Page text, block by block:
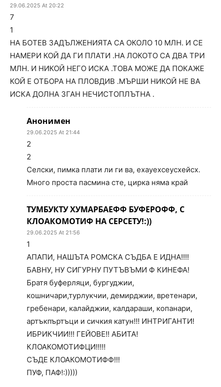
29.06.2025 At 20:22
7
1
НА БОТЕВ ЗАДЪЛЖЕНИЯТА СА ОКОЛО 10 МЛН. И СЕ
НАМЕРИ КОЙ ДА ГИ ПЛАТИ .НА ЛОКОТО СА ДВА ТРИ
МЛН. И НИКОЙ НЕГО ИСКА .ТОВА МОЖЕ ДА ПОКАЖЕ
КОЙ Е ОТБОРА НА ПЛОВДИВ .МЪРШИ НИКОЙ НЕ ВА
ИСКА ДОЛНА ЗГАН НЕЧИСТОПЛЪТНА .
Анонимен
29.06.2025 At 21:44
2
2
Селски, пимка плати ли ги ва, ехауехсеусхейсх.
Много проста пасмина сте, цирка няма край
ТУМБУКТУ ХУМАРБАЕФФ БУФЕРОФФ, С
КЛОАКОМОТИФ НА СЕРСЕТУ!:))
29.06.2025 At 21:56
1
АПАПИ, НАШЪТА РОМСКА СЪДБА Е ИДНА!!!!
БАВНУ, НУ СИГУРНУ ПУТЪВЪМИ Ф КИНЕФА!
Братя буферляци, бургуджии,
кошничари,турлукчии, демирджии, вретенари,
гребенари, калайджии, калдараши, копанари,
артъкпъртъци и сичкия катун!!! ИНТРИГАНТИ!
ИБРИКЧИИ!!! ГЕЙОВЕ!! АБИТА!
КЛОАКОМОТИФЦИ!!!!!
СЪДЕ КЛОАКОМОТИФФ!!!
ПУФ, ПАФ!:)))))